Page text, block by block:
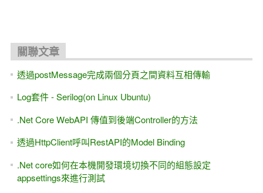
關聯文章
透過postMessage完成兩個分頁之間資料互相傳輸
Log套件 - Serilog(on Linux Ubuntu)
.Net Core WebAPI 傳值到後端Controller的方法
透過HttpClient呼叫RestAPI的Model Binding
.Net core如何在本機開發環境切換不同的組態設定
appsettings來進行測試